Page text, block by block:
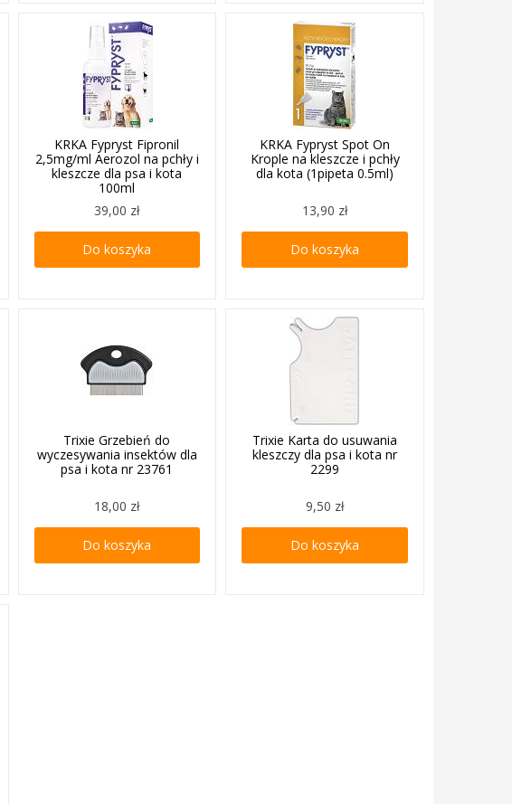
KRKA Fypryst Fipronil
2,5mg/ml Aerozol na pchły i
kleszcze dla psa i kota
100ml
39,00 zł
Do koszyka
KRKA Fypryst Spot On
Krople na kleszcze i pchły
dla kota (1pipeta 0.5ml)
13,90 zł
Do koszyka
Trixie Grzebień do
wyczesywania insektów dla
psa i kota nr 23761
18,00 zł
Do koszyka
Trixie Karta do usuwania
kleszczy dla psa i kota nr
2299
9,50 zł
Do koszyka